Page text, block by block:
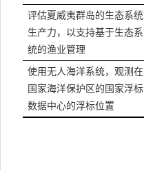
评估夏威夷群岛的生态系统
生产力，以支持基于生态系
统的渔业管理
使用无人海洋系统，观测在
国家海洋保护区的国家浮标
数据中心的浮标位置